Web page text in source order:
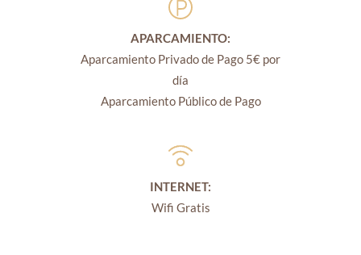
APARCAMIENTO:
Aparcamiento Privado de Pago 5€ por
día
Aparcamiento Público de Pago
INTERNET:
Wifi Gratis